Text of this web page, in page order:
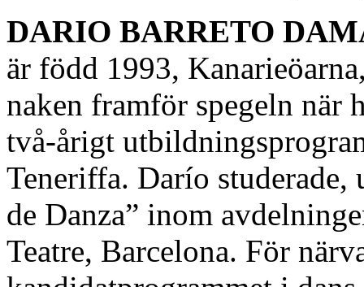
DARIO BARRETO
är född 1993,
naken framför spegeln när
två-årigt
Teneriffa. Darío studerade,
de Danza” inom
Teatre, Barcelona. För